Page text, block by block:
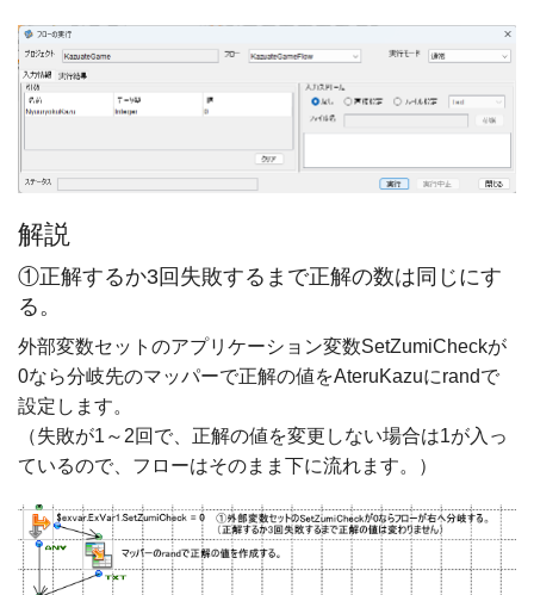
解説
①正解するか3回失敗するまで正解の数は同じにす
る。
外部変数セットのアプリケーション変数SetZumiCheckが
0なら分岐先のマッパーで正解の値をAteruKazuにrandで
設定します。
（失敗が1～2回で、正解の値を変更しない場合は1が入っ
ているので、フローはそのまま下に流れます。）